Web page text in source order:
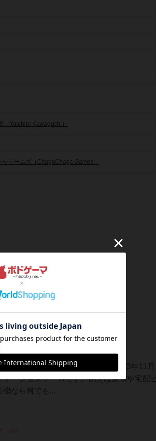
（Yoichiro Kawaguchi）
がゲームズ（ChagaChaga Games）
2人と、計３人で遊びました。2023年11月
ーションゲームです。例えば家電や宅配ピ
物なら何でも...